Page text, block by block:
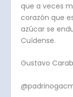
que a veces
corazón que
azúcar se
Cuídense.
Gustavo